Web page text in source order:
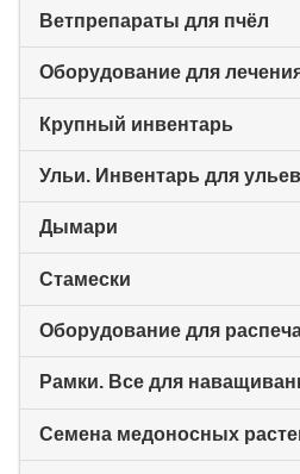
Ветпрепараты для пчёл
Оборудование для
Крупный инвентарь
Ульи. Инвентарь для ульев
Дымари
Стамески
Оборудование для
Рамки. Все для
Семена медоносных